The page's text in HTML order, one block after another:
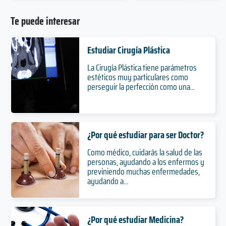
Te puede interesar
Estudiar Cirugía Plástica
La Cirugía Plástica tiene parámetros
estéticos muy particulares como
perseguir la perfección como una...
¿Por qué estudiar para ser Doctor?
Como médico, cuidarás la salud de las
personas, ayudando a los enfermos y
previniendo muchas enfermedades,
ayudando a...
¿Por qué estudiar Medicina?